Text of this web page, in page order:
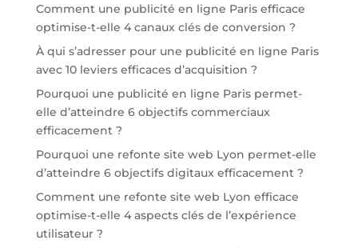
Comment une publicité en ligne Paris efficace
optimise-t-elle 4 canaux clés de conversion ?
À qui s’adresser pour une publicité en ligne Paris
avec 10 leviers efficaces d’acquisition ?
Pourquoi une publicité en ligne Paris permet-
elle d’atteindre 6 objectifs commerciaux
efficacement ?
Pourquoi une refonte site web Lyon permet-elle
d’atteindre 6 objectifs digitaux efficacement ?
Comment une refonte site web Lyon efficace
optimise-t-elle 4 aspects clés de l’expérience
utilisateur ?